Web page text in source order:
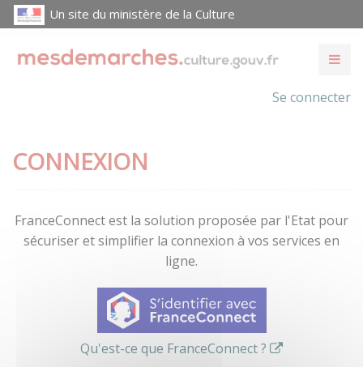
Un site du ministère de la Culture
Se connecter
CONNEXION
FranceConnect est la solution proposée par l'Etat pour
sécuriser et simplifier la connexion à vos services en
ligne.
Qu'est-ce que FranceConnect ?